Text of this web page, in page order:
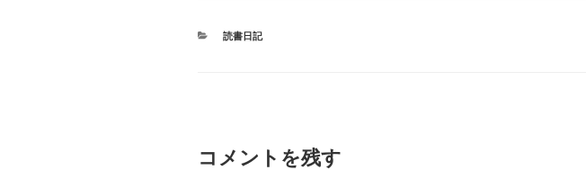
カ
読書日記
コメントを残す